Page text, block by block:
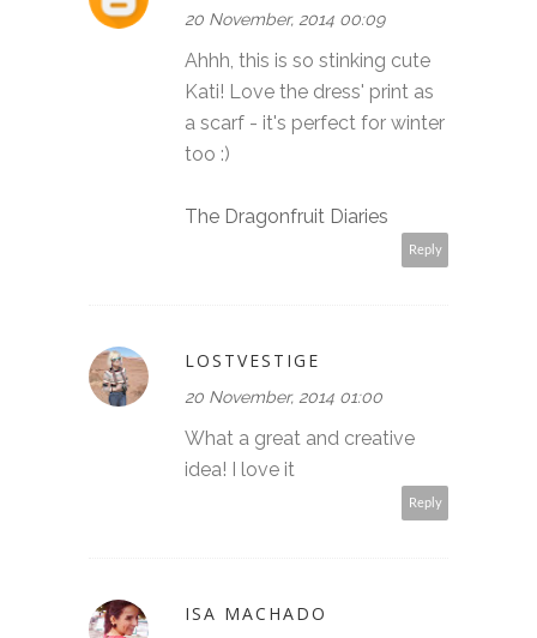
20 November, 2014 00:09
Ahhh, this is so stinking cute
Kati! Love the dress' print as
a scarf - it's perfect for winter
too :)
The Dragonfruit Diaries
Reply
LOSTVESTIGE
20 November, 2014 01:00
What a great and creative
idea! I love it
Reply
ISA MACHADO